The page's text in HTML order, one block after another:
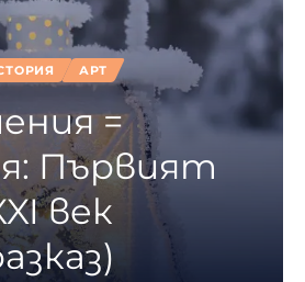
АРТ
=
Първият
век